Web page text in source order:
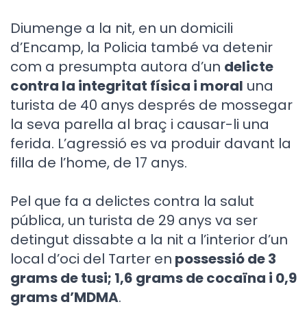
Diumenge a la nit, en un domicili
d’Encamp, la Policia també va detenir
com a presumpta autora d’un delicte
contra la integritat física i moral una
turista de 40 anys després de mossegar
la seva parella al braç i causar-li una
ferida. L’agressió es va produir davant la
filla de l’home, de 17 anys.
Pel que fa a delictes contra la salut
pública, un turista de 29 anys va ser
detingut dissabte a la nit a l’interior d’un
local d’oci del Tarter en possessió de 3
grams de tusi; 1,6 grams de cocaïna i 0,9
grams d’MDMA.